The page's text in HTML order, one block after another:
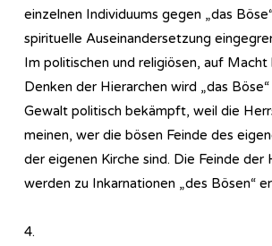
einzelnen Individuums gegen „das
spirituelle Auseinandersetzung
Im politischen und religiösen, auf Macht
Denken der Hierarchen wird „das
Gewalt politisch bekämpft, weil die
meinen, wer die bösen Feinde des
der eigenen Kirche sind. Die Feinde der
werden zu Inkarnationen „des Bösen“
4.